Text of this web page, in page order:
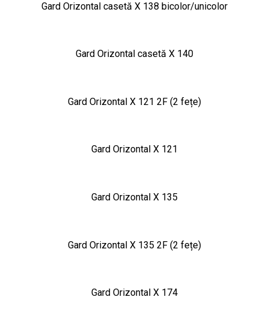
Gard Orizontal casetă X 138 bicolor/unicolor
Gard Orizontal casetă X 140
Gard Orizontal X 121 2F (2 fețe)
Gard Orizontal X 121
Gard Orizontal X 135
Gard Orizontal X 135 2F (2 fețe)
Gard Orizontal X 174